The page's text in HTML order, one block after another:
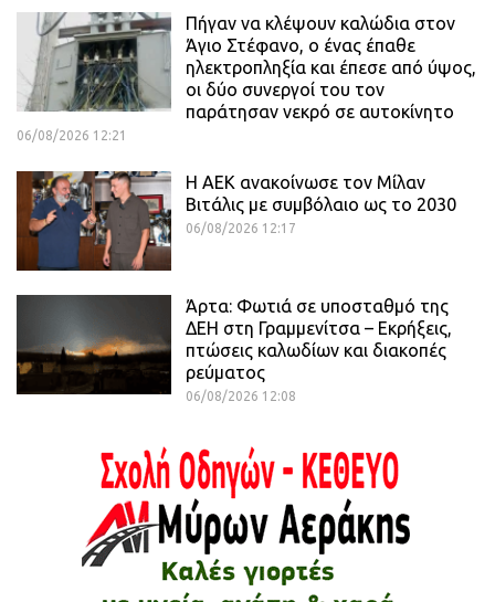
Πήγαν να κλέψουν καλώδια στον
Άγιο Στέφανο, ο ένας έπαθε
ηλεκτροπληξία και έπεσε από ύψος,
οι δύο συνεργοί του τον
παράτησαν νεκρό σε αυτοκίνητο
06/08/2026 12:21
H ΑΕΚ ανακοίνωσε τον Μίλαν
Βιτάλις με συμβόλαιο ως το 2030
06/08/2026 12:17
Άρτα: Φωτιά σε υποσταθμό της
ΔΕΗ στη Γραμμενίτσα – Εκρήξεις,
πτώσεις καλωδίων και διακοπές
ρεύματος
06/08/2026 12:08